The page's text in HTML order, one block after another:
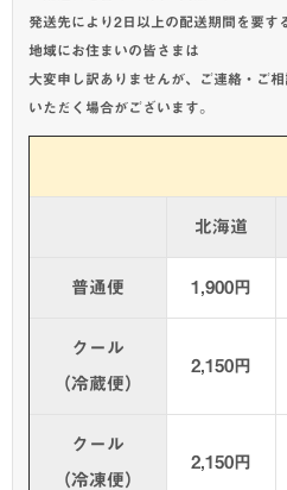
発送先により2日以上の配送期間を要す
地域にお住まいの皆さまは
大変申し訳ありませんが、ご連絡・ご
いただく場合がございます。
北海道
普通便 1,900円
クール
（冷蔵便）
2,150円
クール
（冷凍便）
2,150円